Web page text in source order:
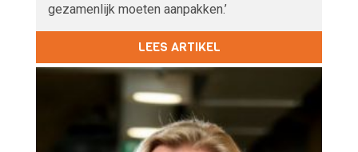
gezamenlijk moeten aanpakken.’
LEES ARTIKEL